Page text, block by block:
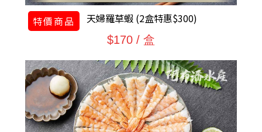
特價商品 天婦羅草蝦 (2盒特惠$300)
$170 / 盒